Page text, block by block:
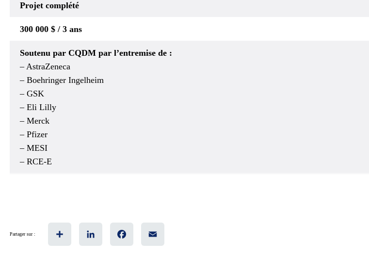
Projet complété
300 000 $ / 3 ans
Soutenu par CQDM par l’entremise de :
– AstraZeneca
– Boehringer Ingelheim
– GSK
– Eli Lilly
– Merck
– Pfizer
– MESI
– RCE-E
Partager sur :